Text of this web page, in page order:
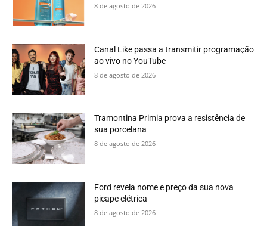
8 de agosto de 2026
Canal Like passa a transmitir programação
ao vivo no YouTube
8 de agosto de 2026
Tramontina Primia prova a resistência de
sua porcelana
8 de agosto de 2026
Ford revela nome e preço da sua nova
picape elétrica
8 de agosto de 2026